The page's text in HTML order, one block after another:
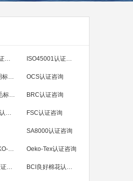
ISO14001认证咨询 ISO45001认证咨询
RCS回收声明标准认证咨询 OCS认证咨询
RWS责任羊毛标准认证 BRC认证咨询
GOTS有机棉认证咨询 FSC认证咨询
SA8000认证咨询
STeP by OEKO-TEX认证咨询 Oeko-Tex认证咨询
Higg Index认证咨询 BCI良好棉花认证咨询